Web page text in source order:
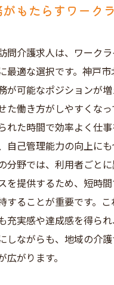
もたらすワーク
問介護求人は、ワーク
最適な選択です。神戸
が可能なポジションが
た働き方がしやすくな
れた時間で効率よく仕
自己管理能力の向上にも
分野では、利用者ごと
を提供するため、短時
することが重要です。
充実感や達成感を得ら
しながらも、地域の介
広がります。